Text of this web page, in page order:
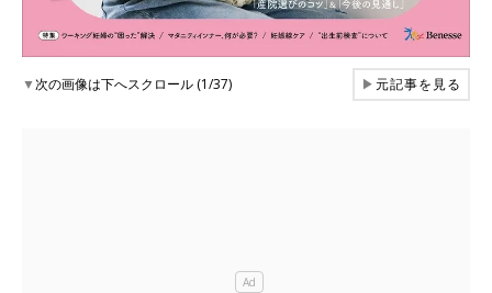
▼次の画像は下へスクロール (1/37) ▶元記事を見る